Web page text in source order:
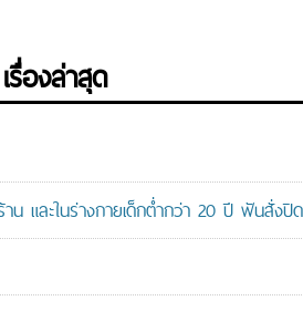
เรื่องล่าสุด
าน และในร่างกายเด็กต่ำกว่า 20 ปี ฟันสั่ง